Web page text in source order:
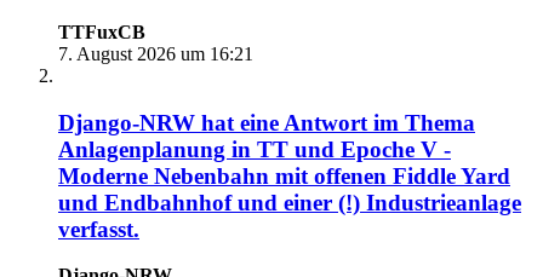
TTFuxCB
7. August 2026 um 16:21
Django-NRW hat eine Antwort im Thema
Anlagenplanung in TT und Epoche V -
Moderne Nebenbahn mit offenen Fiddle Yard
und Endbahnhof und einer (!) Industrieanlage
verfasst.